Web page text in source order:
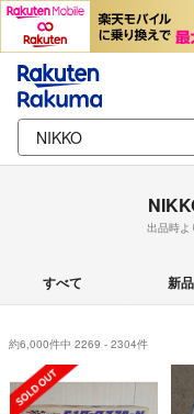
出品時よ
すべて 新品
約6,000件中 2269 - 2304件